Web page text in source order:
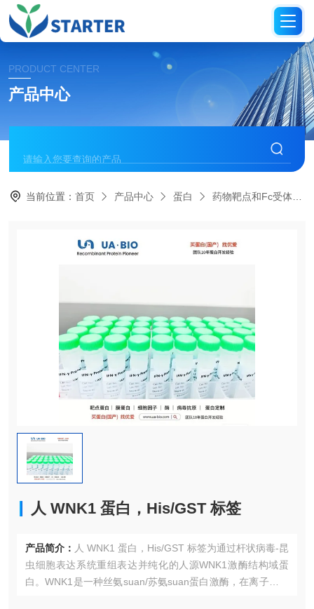
PRODUCT CENTER
产品中心
当前位置：首页 产品中心 蛋白 药物靶点和Fc受体
人 WNK1 蛋白，His/GST 标签
产品简介： 人 WNK1 蛋白，His/GST 标签为通过杆状病毒-昆
虫细胞表达系统重组表达并纯化的人源WNK1激酶结构域蛋
白。WNK1是一种丝氨suan/苏氨suan蛋白激酶，在离子转运